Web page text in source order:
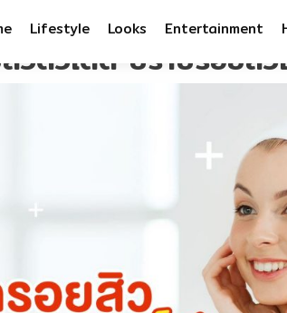
Lifestyle Looks Entertainment
ตัวเด็ด ปราบรอยสิ